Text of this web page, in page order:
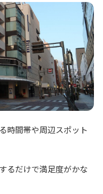
時間帯や周辺スポット
るだけで満足度がかな